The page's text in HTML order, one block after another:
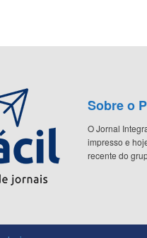
Sobre o
O Jornal
impresso e
recente do